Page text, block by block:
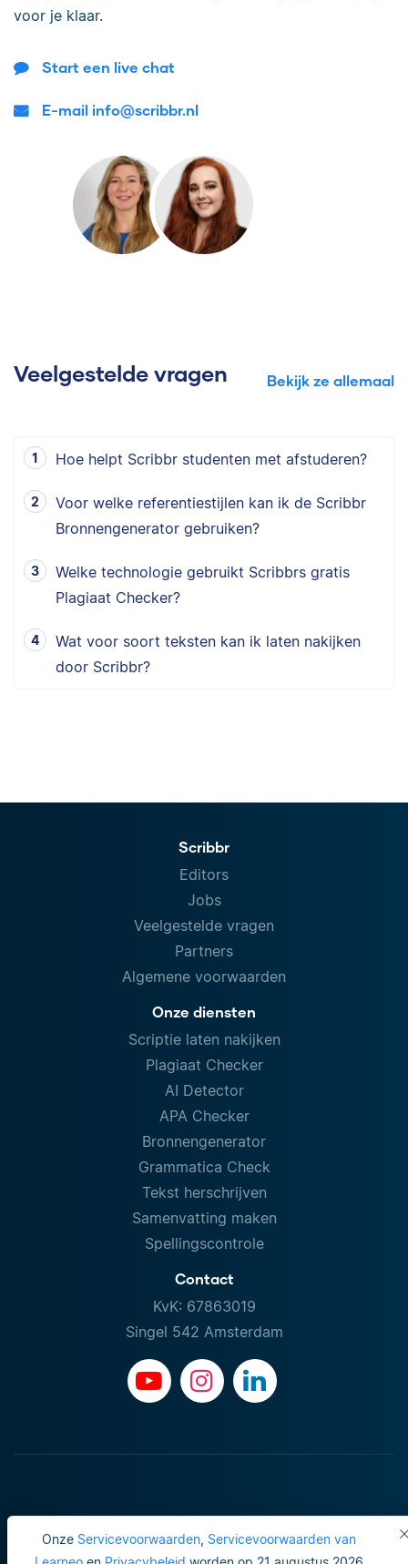
Onze Servicevoorwaarden, Servicevoorwaarden van
voor je klaar.
Start een live chat
E-mail info@scribbr.nl
Veelgestelde vragen Bekijk ze allemaal
Hoe helpt Scribbr studenten met afstuderen?
Voor welke referentiestijlen kan ik de Scribbr
Bronnengenerator gebruiken?
Welke technologie gebruikt Scribbrs gratis
Plagiaat Checker?
Wat voor soort teksten kan ik laten nakijken
door Scribbr?
Scribbr
Editors
Jobs
Veelgestelde vragen
Partners
Algemene voorwaarden
Onze diensten
Scriptie laten nakijken
Plagiaat Checker
AI Detector
APA Checker
Bronnengenerator
Grammatica Check
Tekst herschrijven
Samenvatting maken
Spellingscontrole
Contact
KvK: 67863019
Singel 542 Amsterdam